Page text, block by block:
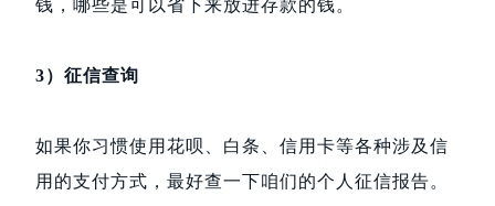
钱，哪些是可以省下来放进存款的钱。
3）征信查询
如果你习惯使用花呗、白条、信用卡等各种涉及信
用的支付方式，最好查一下咱们的个人征信报告。